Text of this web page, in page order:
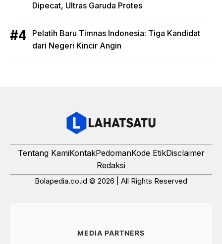
Dipecat, Ultras Garuda Protes
Pelatih Baru Timnas Indonesia: Tiga Kandidat
dari Negeri Kincir Angin
Tentang KamiKontakPedomanKode EtikDisclaimer
Redaksi
Bolapedia.co.id © 2026 | All Rights Reserved
MEDIA PARTNERS